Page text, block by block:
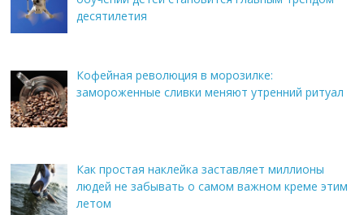
десятилетия
Кофейная революция в морозилке:
замороженные сливки меняют утренний ритуал
Как простая наклейка заставляет миллионы
людей не забывать о самом важном креме этим
летом